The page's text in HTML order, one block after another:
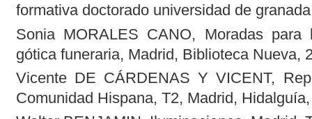
formativa doctorado universidad de
Sonia MORALES CANO, Moradas
gótica funeraria, Madrid, Biblioteca Nueva,
Vicente DE CÁRDENAS Y VICENT,
Comunidad Hispana, T2, Madrid,